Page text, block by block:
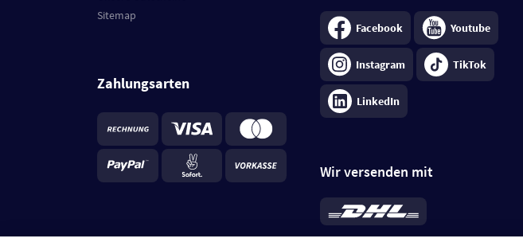
Sitemap
Zahlungsarten
Facebook Youtube
Instagram TikTok
LinkedIn
Wir versenden mit
*Standard 6,95 €; bei Kühlware zzgl. 0,99 €